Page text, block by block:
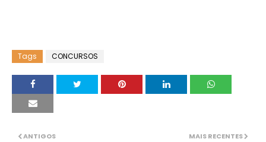
Tags CONCURSOS
MAIS RECENTES
ANTIGOS